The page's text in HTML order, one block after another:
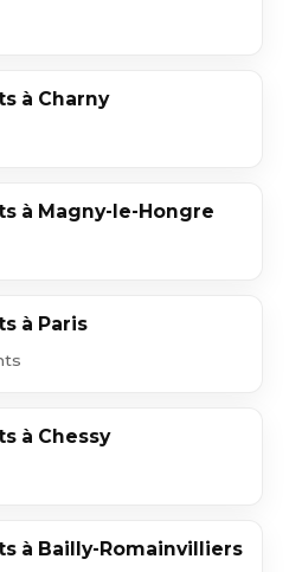
à Charny
à Magny-le-Hongre
à Paris
à Chessy
à Bailly-Romainvilliers